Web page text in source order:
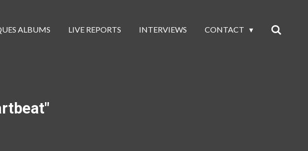
ALBUMS LIVE REPORTS INTERVIEWS CONTACT